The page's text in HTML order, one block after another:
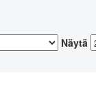
Näytä